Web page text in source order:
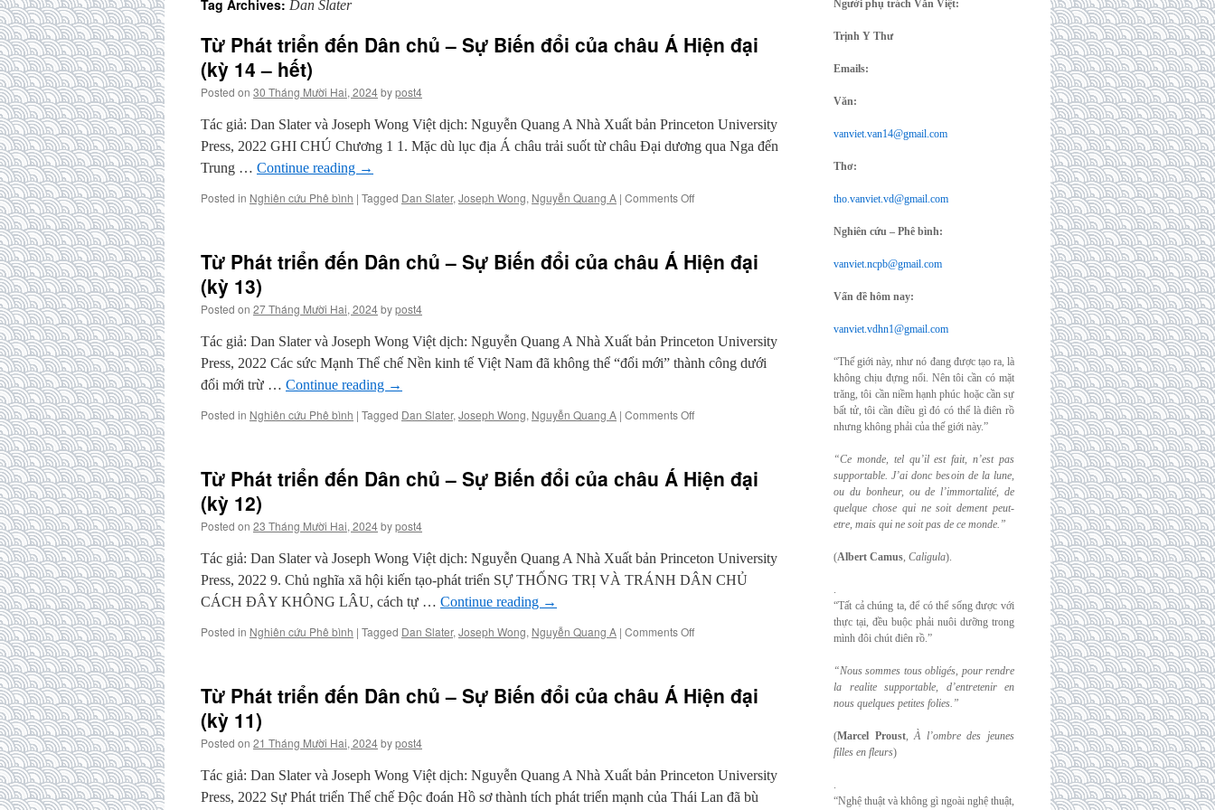
Tag Archives: Dan Slater
Từ Phát triển đến Dân chủ – Sự Biến đổi của châu Á Hiện đại
(kỳ 14 – hết)
Posted on 30 Tháng Mười Hai, 2024bypost4
Tác giả: Dan Slater và Joseph Wong Việt dịch: Nguyễn Quang A Nhà Xuất bản Princeton University
Press, 2022 GHI CHÚ Chương 1 1. Mặc dù lục địa Á châu trải suốt từ châu Đại dương qua Nga đến
Trung … Continue reading →
Posted in Nghiên cứu Phê bình | Tagged Dan Slater, Joseph Wong, Nguyễn Quang A | Comments Offon
đến
Dân
Biến
đổi
Á
14
–
Từ Phát triển đến Dân chủ – Sự Biến đổi của châu Á Hiện đại
(kỳ 13)
Posted on 27 Tháng Mười Hai, 2024bypost4
Tác giả: Dan Slater và Joseph Wong Việt dịch: Nguyễn Quang A Nhà Xuất bản Princeton University
Press, 2022 Các sức Mạnh Thể chế Nền kinh tế Việt Nam đã không thể “đổi mới” thành công dưới
đổi mới trừ … Continue reading →
Posted in Nghiên cứu Phê bình | Tagged Dan Slater, Joseph Wong, Nguyễn Quang A | Comments Offon
đến
Dân
Biến
đổi
Á
13)
Từ Phát triển đến Dân chủ – Sự Biến đổi của châu Á Hiện đại
(kỳ 12)
Posted on 23 Tháng Mười Hai, 2024bypost4
Tác giả: Dan Slater và Joseph Wong Việt dịch: Nguyễn Quang A Nhà Xuất bản Princeton University
Press, 2022 9. Chủ nghĩa xã hội kiến tạo-phát triển SỰ THỐNG TRỊ VÀ TRÁNH DÂN CHỦ
CÁCH ĐÂY KHÔNG LÂU, cách tự … Continue reading →
Posted in Nghiên cứu Phê bình | Tagged Dan Slater, Joseph Wong, Nguyễn Quang A | Comments Offon
đến
Dân
Biến
đổi
Từ Phát triển đến Dân chủ – Sự Biến đổi của châu Á Hiện đại
(kỳ 11)
Posted on 21 Tháng Mười Hai, 2024bypost4
Tác giả: Dan Slater và Joseph Wong Việt dịch: Nguyễn Quang A Nhà Xuất bản Princeton University
Press, 2022 Sự Phát triển Thể chế Độc đoán Hồ sơ thành tích phát triển mạnh của Thái Lan đã bù
Người phụ trách Văn Việt:
Trịnh Y Thư
Emails:
Văn:
vanviet.van14@gmail.com
Thơ:
tho.vanviet.vd@gmail.com
Nghiên cứu – Phê bình:
vanviet.ncpb@gmail.com
Vấn đề hôm nay:
vanviet.vdhn1@gmail.com
“Thế giới này, như nó đang được tạo ra, là
không chịu đựng nổi. Nên tôi cần có mặt
trăng, tôi cần niềm hạnh phúc hoặc cần sự
bất tử, tôi cần điều gì đó có thể là điên rồ
nhưng không phải của thế giới này.”
“Ce monde, tel qu’il est fait, n’est pas
supportable. J’ai donc besoin de la lune,
ou du bonheur, ou de l’immortalité, de
quelque chose qui ne soit dement peut-
etre, mais qui ne soit pas de ce monde.”
(Albert Camus, Caligula).
.
“Tất cả chúng ta, để có thể sống được với
thực tại, đều buộc phải nuôi dưỡng trong
mình đôi chút điên rồ.”
“Nous sommes tous obligés, pour rendre
la realite supportable, d’entretenir en
nous quelques petites folies.”
(Marcel Proust,À l’ombre des jeunes
filles en fleurs)
.
“Nghệ thuật và không gì ngoài nghệ thuật,